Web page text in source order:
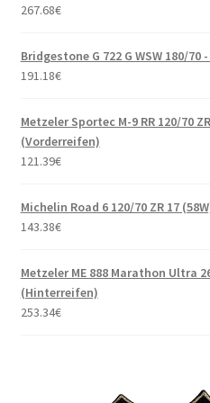
267.68€
Bridgestone G 722 G WSW 180/
191.18€
Metzeler Sportec M-9 RR 120/70
(Vorderreifen)
121.39€
Michelin Road 6 120/70 ZR 17
143.38€
Metzeler ME 888 Marathon Ultra
(Hinterreifen)
253.34€